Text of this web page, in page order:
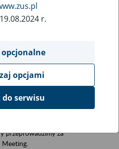
przeprowadzimy za
r.
opcjonalne
opcjami
do serwisu